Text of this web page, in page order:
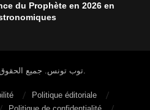
du Prophète en 2026 en
© 2026 توب تونس. جميع الحقوق محفوظة.
Politique éditoriale